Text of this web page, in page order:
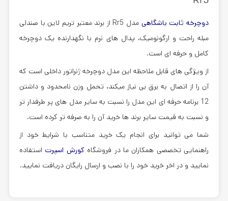
دوچرخه ثابت باشگاهی مدل Rr5 از برند معتبر تریم لاین با صندلی
مبله راحت و ارگونومیک، پدال های نرم با نگهدارنده یک دوچرخه
کامل و حرفه ای است.
از ویژگی های قابل ملاحظه این مدل دوچرخه ژنراتور داخلی است که
آن را از اتصال به برق بی نیاز میکند، تحمل وزن نامحدود و داشتن
12 برنامه حرفه ای این مدل را نسبت به سایر مدل های پر طرفدار تر
و نسبت به قیمت سایر برند ها خرید آن را به صرفه تر کرده است.
شما می توانید برای انجام یک خرید متناسب با شرایط خود از
راهنمایی تخصصی همکاران ما در فروشگاه کورش اسپرت استفاده
نمایید و در اخر خرید خود را با نصب و ارسال رایگان دریافت نمایید.